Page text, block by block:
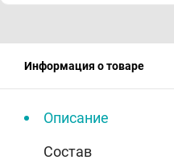
Информация о товаре
Описание
Состав